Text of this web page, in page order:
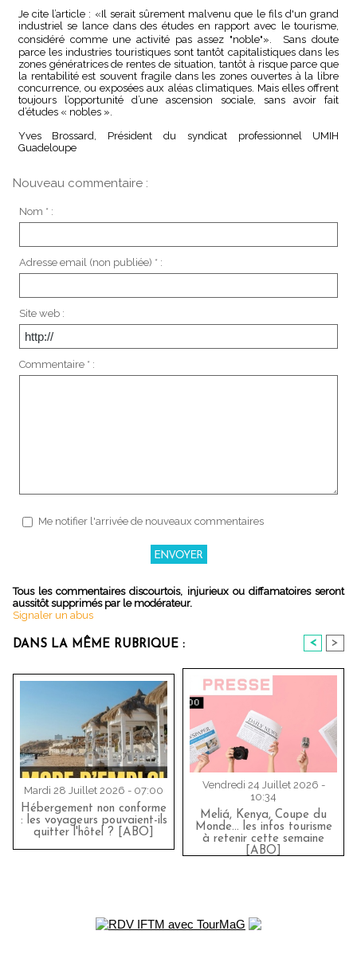
Je cite l’article : «Il serait sûrement malvenu que le fils d'un grand
industriel se lance dans des études en rapport avec le tourisme,
considéré comme une activité pas assez "noble"». Sans doute
parce les industries touristiques sont tantôt capitalistiques dans les
zones génératrices de rentes de situation, tantôt à risque parce que
la rentabilité est souvent fragile dans les zones ouvertes à la libre
concurrence, ou exposées aux aléas climatiques. Mais elles offrent
toujours l’opportunité d’une ascension sociale, sans avoir fait
d’études « nobles ».
Yves Brossard, Président du syndicat professionnel UMIH
Guadeloupe
Nouveau commentaire :
Nom * :
Adresse email (non publiée) * :
Site web :
Commentaire * :
Me notifier l'arrivée de nouveaux commentaires
Tous les commentaires discourtois, injurieux ou diffamatoires seront
aussitôt supprimés par le modérateur.
Signaler un abus
DANS LA MÊME RUBRIQUE : < >
Mardi 28 Juillet 2026 - 07:00
Hébergement non conforme
: les voyageurs pouvaient-ils
quitter l'hôtel ? [ABO]
Vendredi 24 Juillet 2026 -
10:34
Meliá, Kenya, Coupe du
Monde… les infos tourisme
à retenir cette semaine
[ABO]